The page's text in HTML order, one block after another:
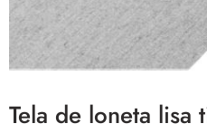
Tela de loneta lisa